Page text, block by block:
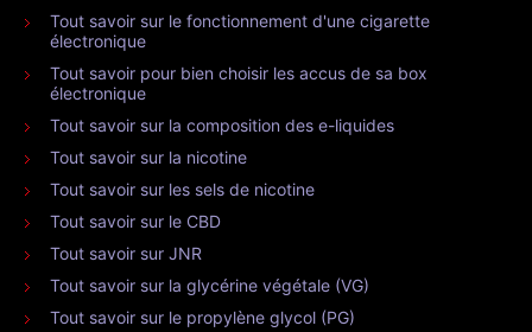
Tout savoir sur le fonctionnement d'une cigarette
électronique
Tout savoir pour bien choisir les accus de sa box
électronique
Tout savoir sur la composition des e-liquides
Tout savoir sur la nicotine
Tout savoir sur les sels de nicotine
Tout savoir sur le CBD
Tout savoir sur JNR
Tout savoir sur la glycérine végétale (VG)
Tout savoir sur le propylène glycol (PG)